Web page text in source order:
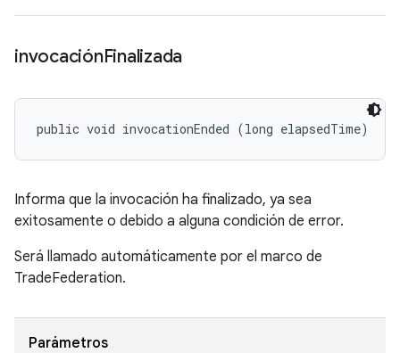
invocaciónFinalizada
public void invocationEnded (long elapsedTime)
Informa que la invocación ha finalizado, ya sea
exitosamente o debido a alguna condición de error.
Será llamado automáticamente por el marco de
TradeFederation.
Parámetros